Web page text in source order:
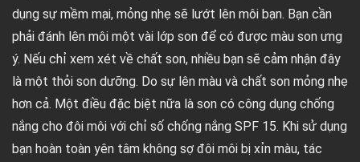
dụng sự mềm mại, mỏng nhẹ sẽ lướt lên môi bạn. Bạn cần
phải đánh lên môi một vài lớp son để có được màu son ưng
ý. Nếu chỉ xem xét về chất son, nhiều bạn sẽ cảm nhận đây
là một thỏi son dưỡng. Do sự lên màu và chất son mỏng nhẹ
hơn cả. Một điều đặc biệt nữa là son có công dụng chống
nắng cho đôi môi với chỉ số chống nắng SPF 15. Khi sử dụng
bạn hoàn toàn yên tâm không sợ đôi môi bị xỉn màu, tác